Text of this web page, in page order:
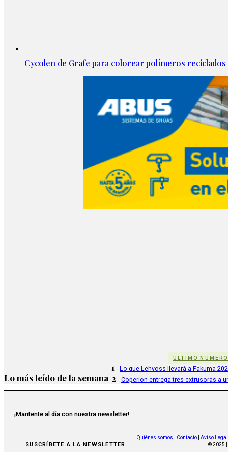
Cycolen de Grafe para colorear polímeros reciclados
ÚLTIMO NÚMERO
Lo más leído de la semana
1 Lo que Lehvoss llevará a Fakuma
2 Coperion entrega tres extrusoras a
¡Mantente al día con nuestra newsletter!
SUSCRÍBETE A LA NEWSLETTER
Quiénes somos Contacto
Aviso Legal
© 2025